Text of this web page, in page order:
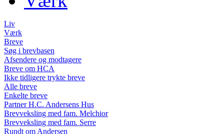
Liv
Værk
Breve
Søg i brevbasen
Afsendere og modtagere
Breve om HCA
Ikke tidligere trykte breve
Alle breve
Enkelte breve
Partner H.C. Andersens Hus
Brevveksling med fam. Melchior
Brevveksling med fam. Serre
Rundt om Andersen